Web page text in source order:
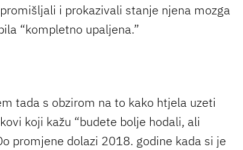
i prokazivali stanje njena mozga
“kompletno upaljena.”
tada s obzirom na to kako htjela uzeti
koji kažu “budete bolje hodali, ali
promjene dolazi 2018. godine kada si je